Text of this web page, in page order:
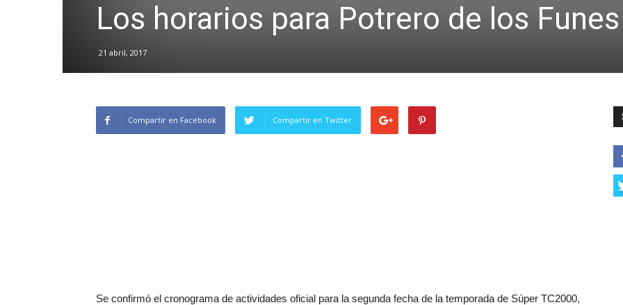
Los horarios para Potrero de los Funes
21 abril, 2017
Compartir en Facebook Compartir en Twitter
Se confirmó el cronograma de actividades oficial para la segunda fecha de la temporada de Súper TC2000,